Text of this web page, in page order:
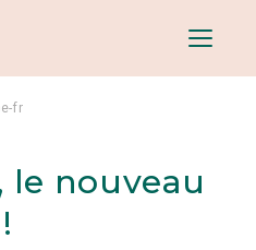
Menu
fr
le nouveau